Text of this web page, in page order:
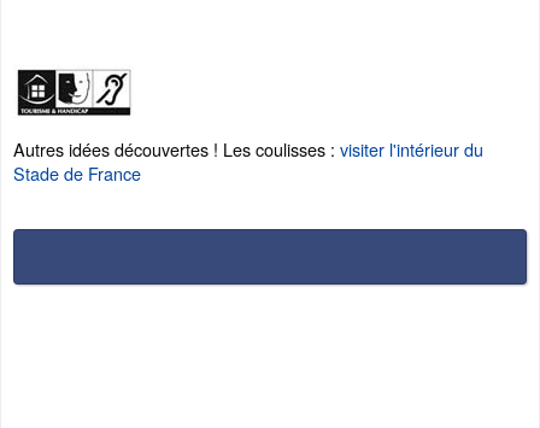
Autres idées découvertes ! Les coulisses : visiter l'intérieur du
Stade de France